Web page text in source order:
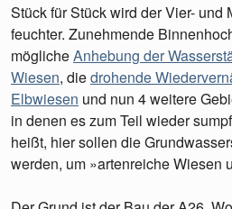
Stück für Stück wird der Vier- und
feuchter. Zunehmende
möglicheAnhebung der
Wiesen, diedrohende
Elbwiesen und nun 4 weitere
in denen es zum Teil wieder
heißt, hier sollen die
werden, um »artenreiche Wiesen